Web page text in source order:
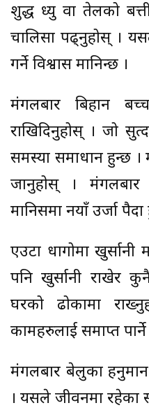
शुद्ध ध्यु वा तेलको
चालिसा पढ्नुहोस् ।
गर्ने विश्वास मानिन्छ ।
मंगलबार बिहान
राखिदिनुहोस् । जो
समस्या समाधान हुन्छ ।
जानुहोस् । मंगलबार
मानिसमा नयाँ उर्जा पैदा
एउटा धागोमा
पनि खुर्सानी राखेर
घरको ढोकामा
कामहरुलाई समाप्त पार्ने
मंगलबार बेलुका
। यसले जीवनमा रहेका